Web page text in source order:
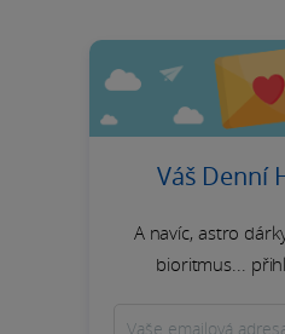
Váš Denní
A navíc, astro
bioritmus...